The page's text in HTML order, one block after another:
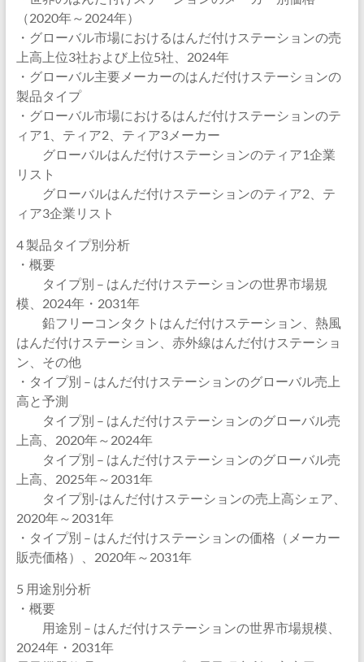
（2020年～2024年）
・グローバル市場におけるはんだ付けステーションの売
上高上位3社および上位5社、2024年
・グローバル主要メーカーのはんだ付けステーションの
製品タイプ
・グローバル市場におけるはんだ付けステーションのテ
ィア1、ティア2、ティア3メーカー
グローバルはんだ付けステーションのティア1企業
リスト
グローバルはんだ付けステーションのティア2、テ
ィア3企業リスト
4 製品タイプ別分析
・概要
タイプ別 – はんだ付けステーションの世界市場規
模、2024年・2031年
鉛フリーコンタクトはんだ付けステーション、熱風
はんだ付けステーション、赤外線はんだ付けステーショ
ン、その他
・タイプ別 – はんだ付けステーションのグローバル売上
高と予測
タイプ別 – はんだ付けステーションのグローバル売
上高、2020年～2024年
タイプ別 – はんだ付けステーションのグローバル売
上高、2025年～2031年
タイプ別-はんだ付けステーションの売上高シェア、
2020年～2031年
・タイプ別 – はんだ付けステーションの価格（メーカー
販売価格）、2020年～2031年
5 用途別分析
・概要
用途別 – はんだ付けステーションの世界市場規模、
2024年・2031年